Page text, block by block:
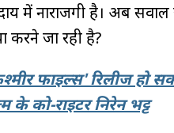
में नाराजगी है। अब सवाल
करने जा रही है?
फाइल्स' रिलीज हो
को-राइटर निरेन भट्ट